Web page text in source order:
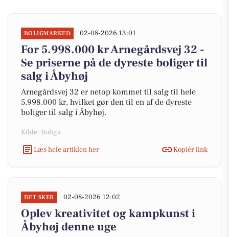
BOLIGMARKED 02-08-2026 13:01
For 5.998.000 kr Arnegårdsvej 32 -
Se priserne på de dyreste boliger til
salg i Åbyhøj
Arnegårdsvej 32 er netop kommet til salg til hele
5.998.000 kr, hvilket gør den til en af de dyreste
boliger til salg i Åbyhøj.
Kilde: Boliga
Læs hele artiklen her
Kopiér link
DET SKER 02-08-2026 12:02
Oplev kreativitet og kampkunst i
Åbyhøj denne uge